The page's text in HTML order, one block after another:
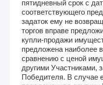
пятидневный срок с
соответствующего
задаток ему не
торгов вправе
купли-продажи
предложена наиболее
сравнению с ценой
другими Участниками,
Победителя. В случае